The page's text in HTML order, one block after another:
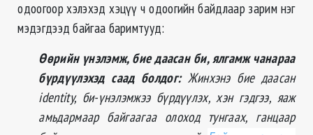
одоогоор хэлэхэд хэцүү ч одоогийн байдлаар зарим нэг
мэдэгдээд байгаа баримтууд:
Өөрийн үнэлэмж, бие даасан би, ялгамж чанараа
бүрдүүлэхэд саад болдог: Жинхэнэ бие даасан
identity, би-үнэлэмжээ бүрдүүлэх, хэн гэдгээ, яаж
амьдармаар байгаагаа олоход тунгаах, ганцаар